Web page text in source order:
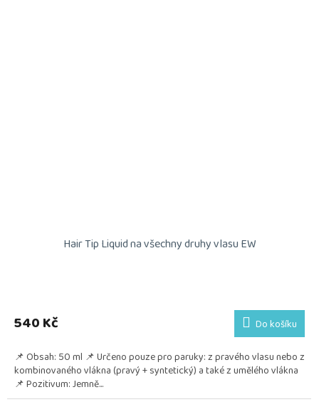
Hair Tip Liquid na všechny druhy vlasu EW
540 Kč Do košíku
📌 Obsah: 50 ml 📌 Určeno pouze pro paruky: z pravého vlasu nebo z
kombinovaného vlákna (pravý + syntetický) a také z umělého vlákna
📌 Pozitivum: Jemně...